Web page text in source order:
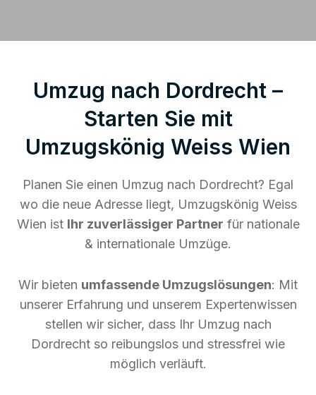
Umzug nach Dordrecht –
Starten Sie mit
Umzugskönig Weiss Wien
Planen Sie einen Umzug nach Dordrecht? Egal
wo die neue Adresse liegt, Umzugskönig Weiss
Wien ist Ihr zuverlässiger Partner für nationale
& internationale Umzüge.
Wir bieten umfassende Umzugslösungen: Mit
unserer Erfahrung und unserem Expertenwissen
stellen wir sicher, dass Ihr Umzug nach
Dordrecht so reibungslos und stressfrei wie
möglich verläuft.